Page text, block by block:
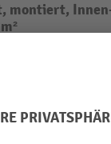
montiert,